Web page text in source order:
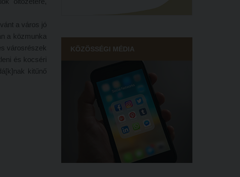
a város jó
a közmunka
városrészek
és kocséri
kitűnő
KÖZÖSSÉGI MÉDIA